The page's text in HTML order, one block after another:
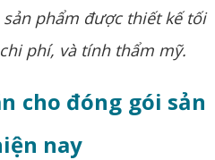
phẩm được thiết kế tối
phí, và tính thẩm mỹ.
cho đóng gói sản
nay